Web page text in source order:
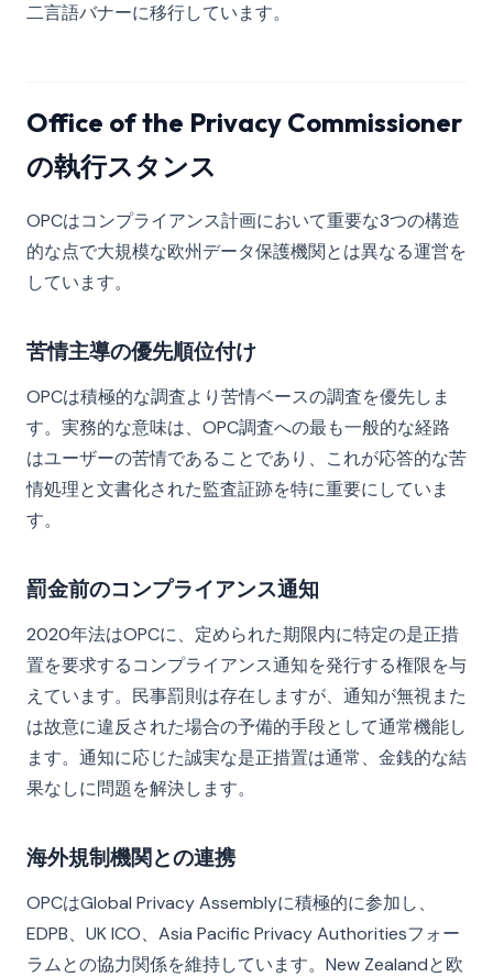
二言語バナーに移行しています。
Office of the Privacy Commissioner
の執行スタンス
OPCはコンプライアンス計画において重要な3つの構造
的な点で大規模な欧州データ保護機関とは異なる運営を
しています。
苦情主導の優先順位付け
OPCは積極的な調査より苦情ベースの調査を優先しま
す。実務的な意味は、OPC調査への最も一般的な経路
はユーザーの苦情であることであり、これが応答的な苦
情処理と文書化された監査証跡を特に重要にしていま
す。
罰金前のコンプライアンス通知
2020年法はOPCに、定められた期限内に特定の是正措
置を要求するコンプライアンス通知を発行する権限を与
えています。民事罰則は存在しますが、通知が無視また
は故意に違反された場合の予備的手段として通常機能し
ます。通知に応じた誠実な是正措置は通常、金銭的な結
果なしに問題を解決します。
海外規制機関との連携
OPCはGlobal Privacy Assemblyに積極的に参加し、
EDPB、UK ICO、Asia Pacific Privacy Authoritiesフォー
ラムとの協力関係を維持しています。New Zealandと欧